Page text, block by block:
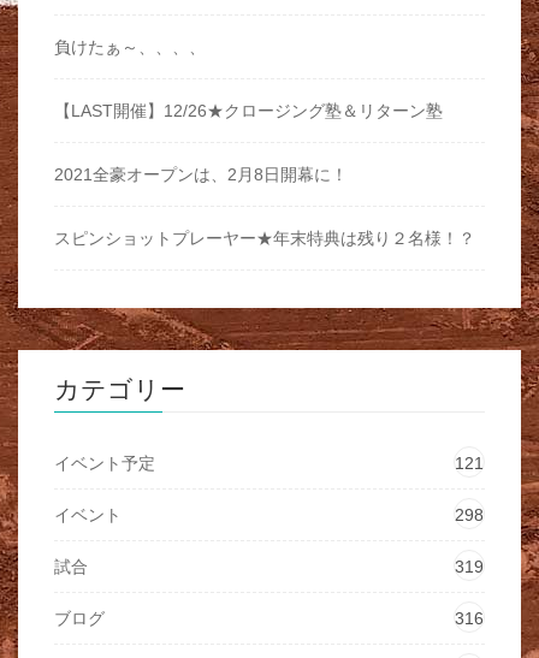
負けたぁ～、、、、
【LAST開催】12/26★クロージング塾＆リターン塾
2021全豪オープンは、2月8日開幕に！
スピンショットプレーヤー★年末特典は残り２名様！？
カテゴリー
イベント予定 121
イベント 298
試合 319
ブログ 316